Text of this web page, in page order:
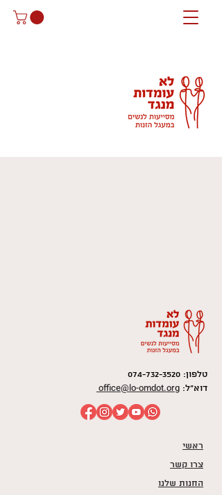
טלפון: 074-732-3520
דוא"ל: office@lo-omdot.org
ראשי
צרו קשר
החנות שלנו